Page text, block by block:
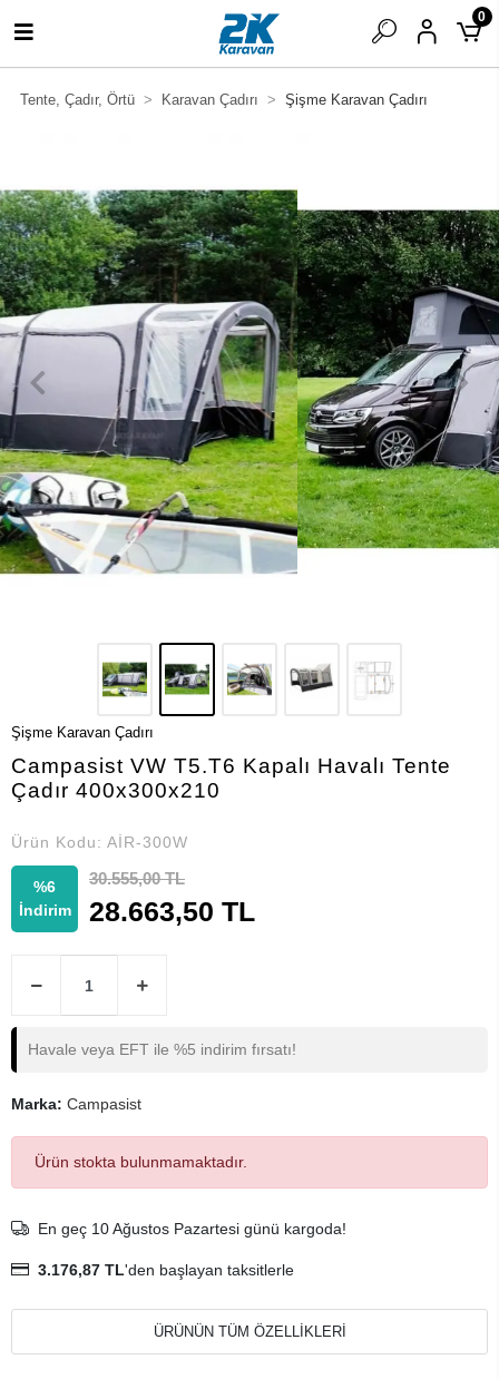
0
Tente, Çadır, Örtü Karavan Çadırı Şişme Karavan Çadırı
Şişme Karavan Çadırı
Campasist VW T5.T6 Kapalı Havalı Tente
Çadır 400x300x210
Ürün Kodu: AİR-300W
%6
İndirim
30.555,00 TL
28.663,50 TL
Havale veya EFT ile %5 indirim fırsatı!
Marka: Campasist
Ürün stokta bulunmamaktadır.
En geç 10 Ağustos Pazartesi günü kargoda!
3.176,87 TL'den başlayan taksitlerle
ÜRÜNÜN TÜM ÖZELLİKLERİ